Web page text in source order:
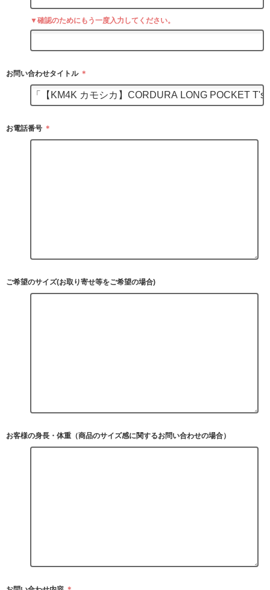
▼確認のためにもう一度入力してください。
お問い合わせタイトル ＊
お電話番号 ＊
ご希望のサイズ(お取り寄せ等をご希望の場合)
お客様の身長・体重（商品のサイズ感に関するお問い合わせの場合）